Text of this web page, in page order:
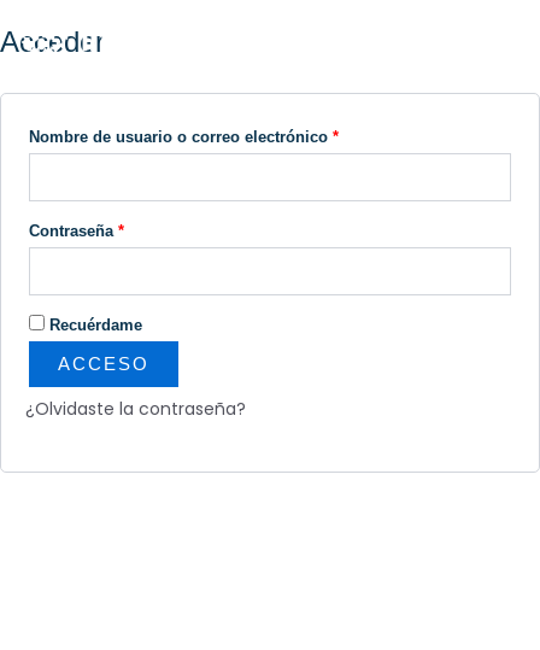
al
contenido
Acceder
Nombre de usuario o correo electrónico *
Contraseña *
Recuérdame
ACCESO
¿Olvidaste la contraseña?